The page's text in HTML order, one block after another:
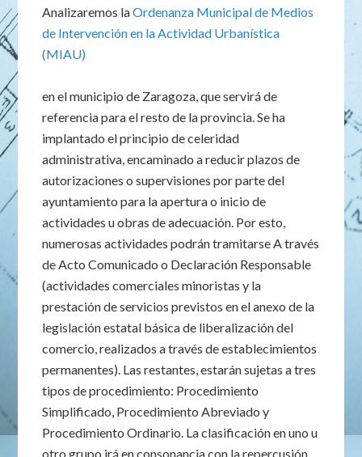
Analizaremos laOrdenanza Municipal de Medios
de Intervención en la Actividad Urbanística
(MIAU)
en el municipio de Zaragoza, que servirá de
referencia para el resto de la provincia. Se ha
implantado el principio de celeridad
administrativa, encaminado a reducir plazos de
autorizaciones o supervisiones por parte del
ayuntamiento para la apertura o inicio de
actividades u obras de adecuación. Por esto,
numerosas actividades podrán tramitarse A través
de Acto Comunicado o Declaración Responsable
(actividades comerciales minoristas y la
prestación de servicios previstos en el anexo de la
legislación estatal básica de liberalización del
comercio, realizados a través de establecimientos
permanentes). Las restantes, estarán sujetas a tres
tipos de procedimiento: Procedimiento
Simplificado, Procedimiento Abreviado y
Procedimiento Ordinario. La clasificación en uno u
otro grupo irá en consonancia con la repercusión